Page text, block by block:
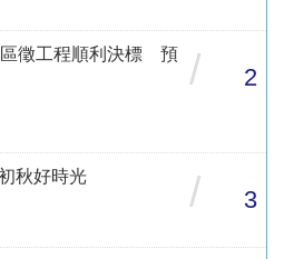
徵工程順利決標 預
/ 2
秋好時光
/ 3